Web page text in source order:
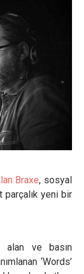
Braxe, sosyal
parçalık yeni bir
alan ve basın
‘Words’